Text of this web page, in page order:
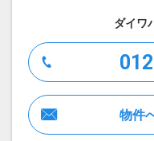
ダイワ
物件